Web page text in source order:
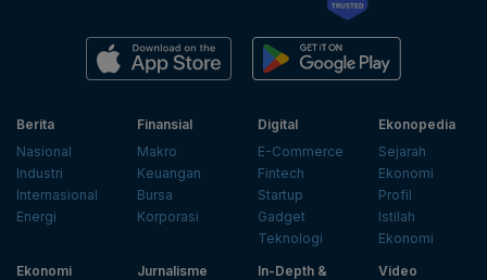
Berita
Nasional
Industri
Internasional
Energi
Finansial
Makro
Keuangan
Bursa
Korporasi
Digital
E-Commerce
Fintech
Startup
Gadget
Teknologi
Ekonopedia
Sejarah
Ekonomi
Profil
Istilah
Ekonomi
Ekonomi
Jurnalisme
In-Depth &
Video